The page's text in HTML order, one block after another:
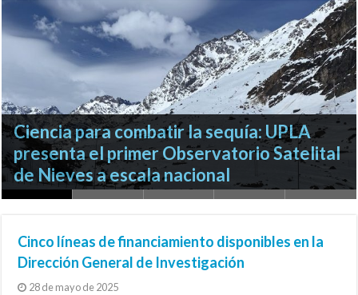
Ciencia para combatir la sequía: UPLA
de Nieves a escala nacional
Investigaciones UPLA sobre Religiosidad
femenina y Filosofía en el exilio
de estudios coloniales
Investigador UPLA participó en histórica
Indígenas
XLV Congreso de Ciencias del Mar
I+D, la compleja clave del futuro
Cinco líneas de financiamiento disponibles en la
Dirección General de Investigación
28 de mayo de 2025